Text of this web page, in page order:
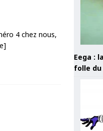
4 chez nous,
Eega :
folle